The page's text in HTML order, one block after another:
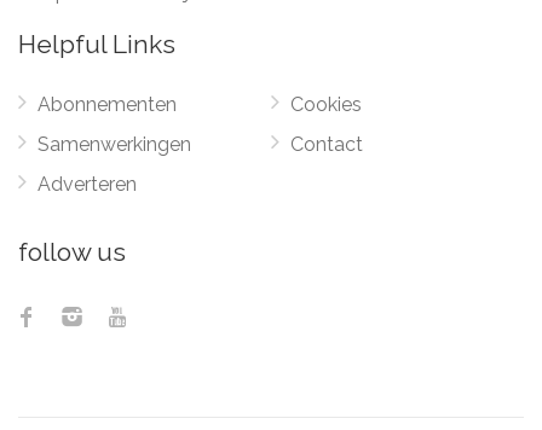
Helpful Links
Abonnementen
Samenwerkingen
Adverteren
Cookies
Contact
follow us